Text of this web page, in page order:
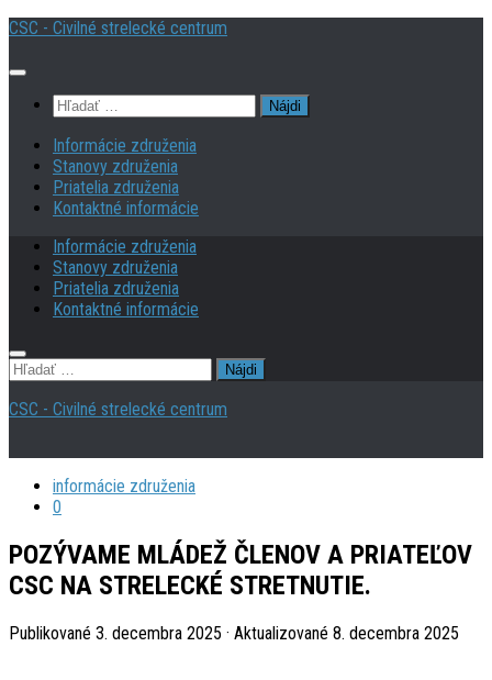
Preskočiť
obsah
CSC - Civilné strelecké centrum
Hľadať:
Informácie združenia
Stanovy združenia
Priatelia združenia
Kontaktné informácie
Informácie združenia
Stanovy združenia
Priatelia združenia
Kontaktné informácie
Hľadať:
CSC - Civilné strelecké centrum
informácie združenia
0
POZÝVAME MLÁDEŽ ČLENOV A PRIATEĽOV
CSC NA STRELECKÉ STRETNUTIE.
Publikované 3. decembra 2025 · Aktualizované 8. decembra 2025